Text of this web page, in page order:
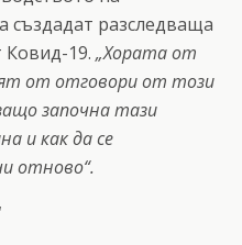
създадат разследваща
Ковид-19. „Хората от
от отговори от този
започна тази
и как да се
отново“.